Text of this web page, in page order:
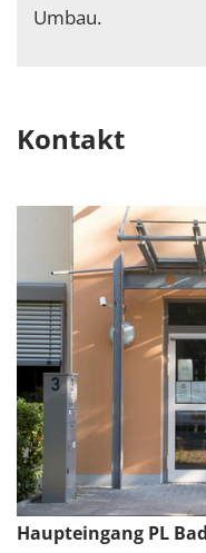
Umbau.
Kontakt
Haupteingang PL